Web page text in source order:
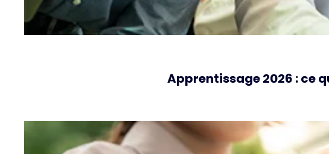
Apprentissage 2026 : ce